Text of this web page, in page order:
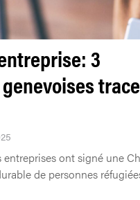
3
entreprises ont signé une
de personnes